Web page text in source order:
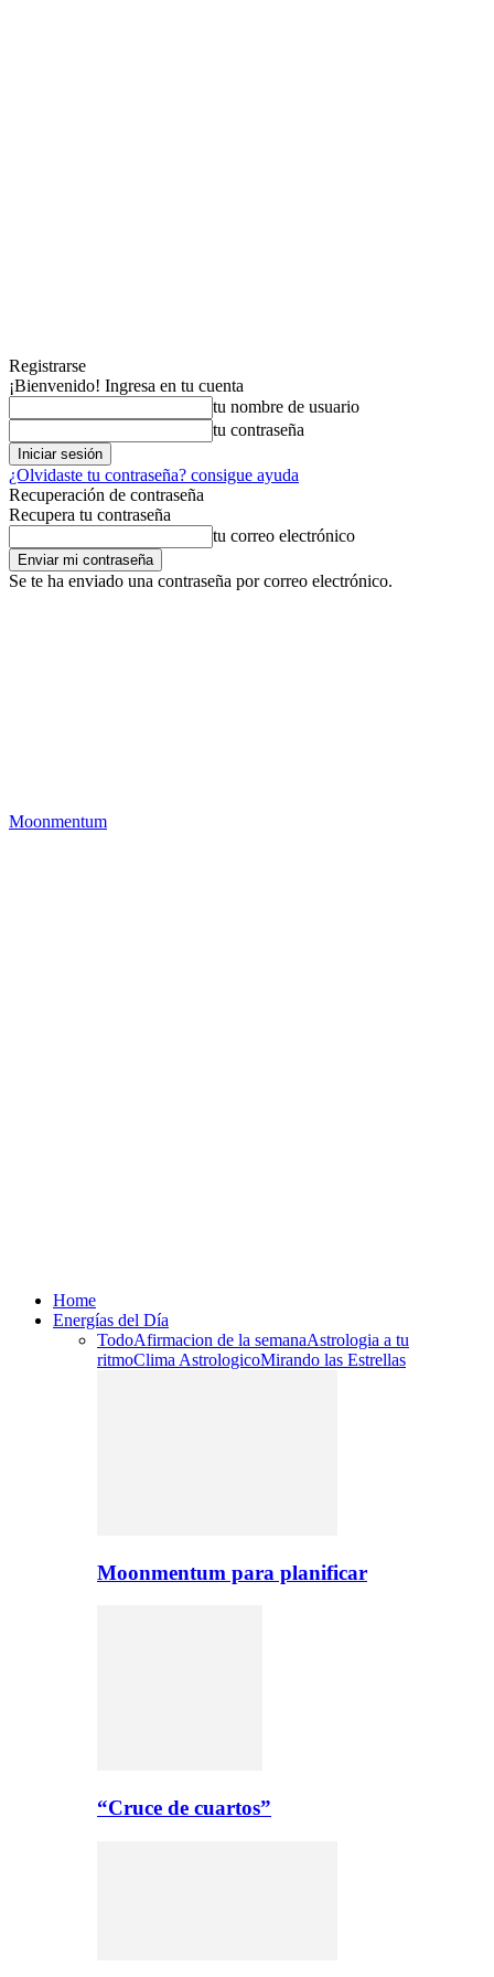
Registrarse
¡Bienvenido! Ingresa en tu cuenta
tu nombre de usuario
tu contraseña
¿Olvidaste tu contraseña? consigue ayuda
Recuperación de contraseña
Recupera tu contraseña
tu correo electrónico
Se te ha enviado una contraseña por correo electrónico.
Moonmentum
Home
Energías del Día
TodoAfirmacion de la semanaAstrologia a tu
ritmoClima AstrologicoMirando las Estrellas
Moonmentum para planificar
“Cruce de cuartos”